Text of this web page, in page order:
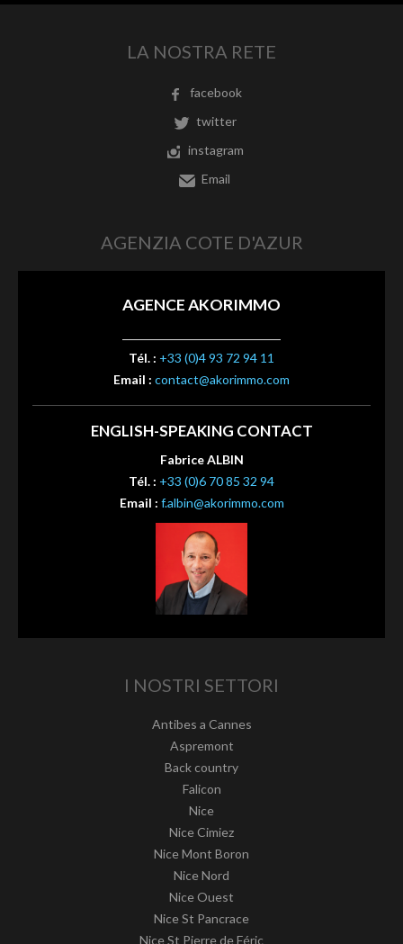
LA NOSTRA RETE
facebook
twitter
instagram
Email
AGENZIA COTE D'AZUR
AGENCE AKORIMMO
Tél. : +33 (0)4 93 72 94 11
Email : contact@akorimmo.com
ENGLISH-SPEAKING CONTACT
Fabrice ALBIN
Tél. : +33 (0)6 70 85 32 94
Email : f.albin@akorimmo.com
I NOSTRI SETTORI
Antibes a Cannes
Aspremont
Back country
Falicon
Nice
Nice Cimiez
Nice Mont Boron
Nice Nord
Nice Ouest
Nice St Pancrace
Nice St Pierre de Féric